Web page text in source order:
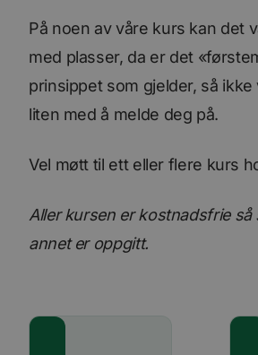
På noen av våre kurs kan det
med plasser, da er det
prinsippet som gjelder, så ikke
liten med å melde deg på.
Vel møtt til ett eller flere kurs
Aller kursen er kostnadsfrie så
annet er oppgitt.